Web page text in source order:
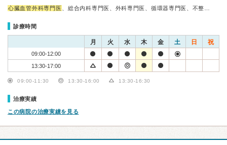
心臓血管外科専門医 、総合内科専門医、外科専門医、循環器専門医、不整…
診療時間
月 火 水 木 金 土 日 祝
09:00-12:00
13:30-17:00
09:00-11:30 13:30-16:00 13:30-16:30
治療実績
この病院の治療実績を見る